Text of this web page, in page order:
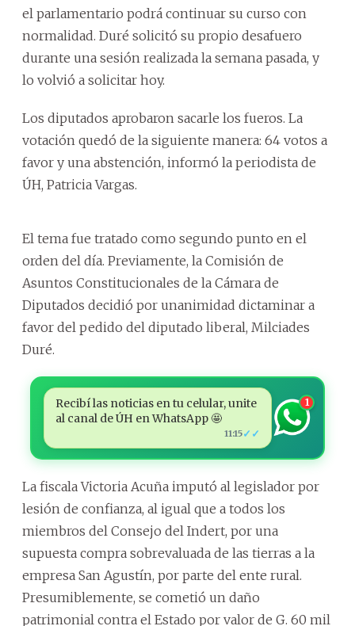
el parlamentario podrá continuar su curso con
normalidad. Duré solicitó su propio desafuero
durante una sesión realizada la semana pasada, y
lo volvió a solicitar hoy.
Los diputados aprobaron sacarle los fueros. La
votación quedó de la siguiente manera: 64 votos a
favor y una abstención, informó la periodista de
ÚH, Patricia Vargas.
El tema fue tratado como segundo punto en el
orden del día. Previamente, la Comisión de
Asuntos Constitucionales de la Cámara de
Diputados decidió por unanimidad dictaminar a
favor del pedido del diputado liberal, Milciades
Duré.
Recibí las noticias en tu celular, unite
al canal de ÚH en WhatsApp 🤩
11:15✓✓
1
La fiscala Victoria Acuña imputó al legislador por
lesión de confianza, al igual que a todos los
miembros del Consejo del Indert, por una
supuesta compra sobrevaluada de las tierras a la
empresa San Agustín, por parte del ente rural.
Presumiblemente, se cometió un daño
patrimonial contra el Estado por valor de G. 60 mil